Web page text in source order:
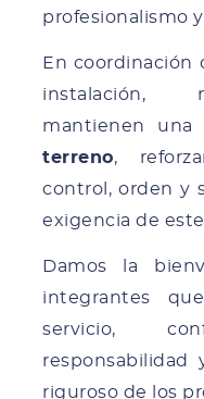
profesionalismo
En coordinación
instalación,
mantienen una
terreno,
control, orden y
exigencia de
Damos la
integrantes
servicio,
riguroso de los